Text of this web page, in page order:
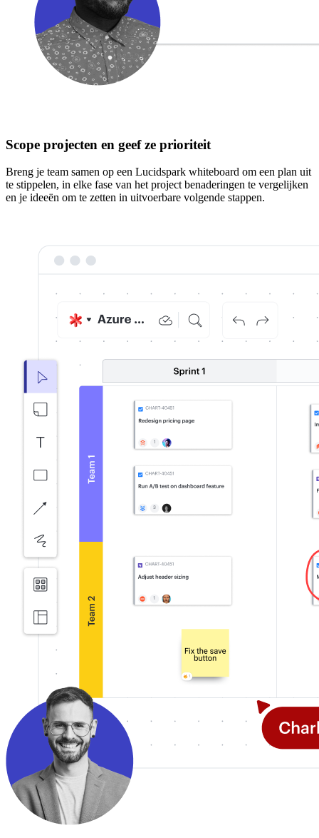
Scope projecten en geef ze prioriteit
Breng je team samen op een Lucidspark whiteboard om een plan uit
te stippelen, in elke fase van het project benaderingen te vergelijken
en je ideeën om te zetten in uitvoerbare volgende stappen.